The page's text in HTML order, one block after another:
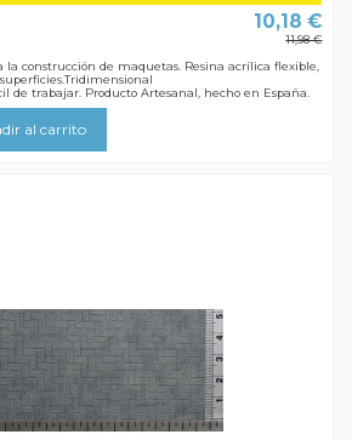
10,18 €
11,98 €
construcción de maquetas. Resina acrílica flexible,
de trabajar. Producto Artesanal, hecho en España.
al carrito